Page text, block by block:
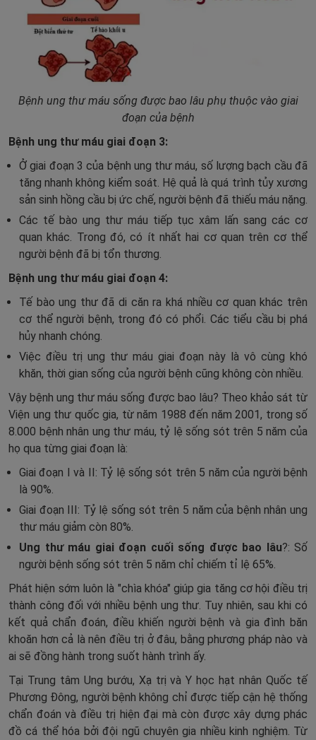
Bệnh ung thư máu sống được bao lâu phụ thuộc vào giai
đoạn của bệnh
Bệnh ung thư máu giai đoạn 3:
Ở giai đoạn 3 của bệnh ung thư máu, số lượng bạch cầu đã
tăng nhanh không kiểm soát. Hệ quả là quá trình tủy xương
sản sinh hồng cầu bị ức chế, người bệnh đã thiếu máu nặng.
Các tế bào ung thư máu tiếp tục xâm lấn sang các cơ
quan khác. Trong đó, có ít nhất hai cơ quan trên cơ thể
người bệnh đã bị tổn thương.
Bệnh ung thư máu giai đoạn 4:
Tế bào ung thư đã di căn ra khá nhiều cơ quan khác trên
cơ thể người bệnh, trong đó có phổi. Các tiểu cầu bị phá
hủy nhanh chóng.
Việc điều trị ung thư máu giai đoạn này là vô cùng khó
khăn, thời gian sống của người bệnh cũng không còn nhiều.
Vậy bệnh ung thư máu sống được bao lâu? Theo khảo sát từ
Viện ung thư quốc gia, từ năm 1988 đến năm 2001, trong số
8.000 bệnh nhân ung thư máu, tỷ lệ sống sót trên 5 năm của
họ qua từng giai đoạn là:
Giai đoạn I và II: Tỷ lệ sống sót trên 5 năm của người bệnh
là 90%.
Giai đoạn III: Tỷ lệ sống sót trên 5 năm của bệnh nhân ung
thư máu giảm còn 80%.
Ung thư máu giai đoạn cuối sống được bao lâu?: Số
người bệnh sống sót trên 5 năm chỉ chiếm tỉ lệ 65%.
Phát hiện sớm luôn là "chìa khóa" giúp gia tăng cơ hội điều trị
thành công đối với nhiều bệnh ung thư. Tuy nhiên, sau khi có
kết quả chẩn đoán, điều khiến người bệnh và gia đình băn
khoăn hơn cả là nên điều trị ở đâu, bằng phương pháp nào và
ai sẽ đồng hành trong suốt hành trình ấy.
Tại Trung tâm Ung bướu, Xạ trị và Y học hạt nhân Quốc tế
Phương Đông, người bệnh không chỉ được tiếp cận hệ thống
chẩn đoán và điều trị hiện đại mà còn được xây dựng phác
đồ cá thể hóa bởi đội ngũ chuyên gia nhiều kinh nghiệm. Từ